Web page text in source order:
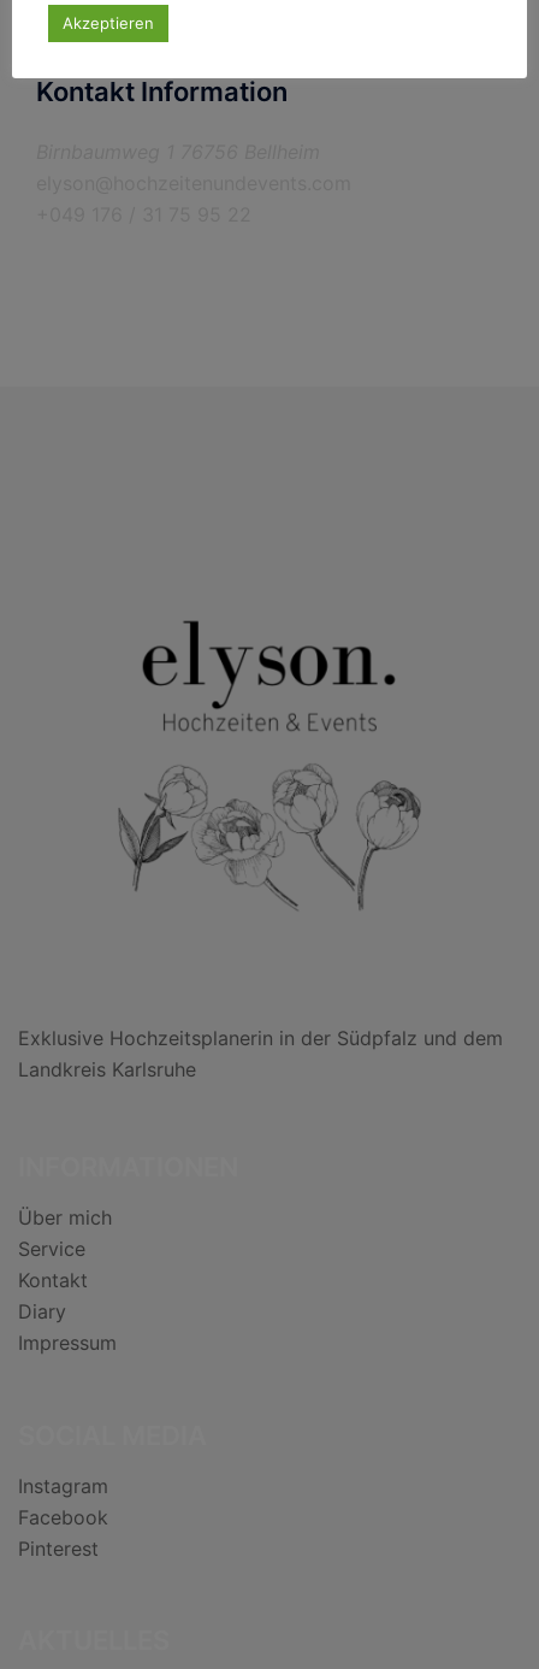
Kontakt Information
Exklusive Hochzeitsplanerin in der Südpfalz und dem
Landkreis Karlsruhe
Über mich
Service
Kontakt
Diary
Impressum
Instagram
Facebook
Pinterest
Akzeptieren